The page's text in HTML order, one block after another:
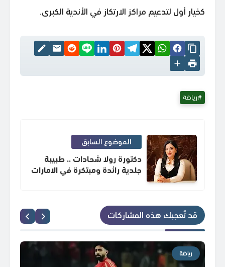
كخيار أول لتدعيم مراكز الارتكاز في الأندية الكبرى.
رياضة
الموضوع السابق
دكتورة رولا شحادات .. طبيبة
جلدية رائدة ومبتكرة في الامارات
قد تُعجبك هذه المشاركات
رياضة